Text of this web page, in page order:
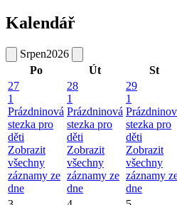
Kalendář
Srpen2026
Po
Út St
27
1
Prázdninová
stezka pro
děti
Zobrazit
všechny
záznamy ze
dne
28
1
Prázdninová
stezka pro
děti
Zobrazit
všechny
záznamy ze
dne
29
1
stezka pro
děti
Zobrazit
všechny
záznamy
dne